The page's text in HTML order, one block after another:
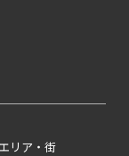
エリア・街